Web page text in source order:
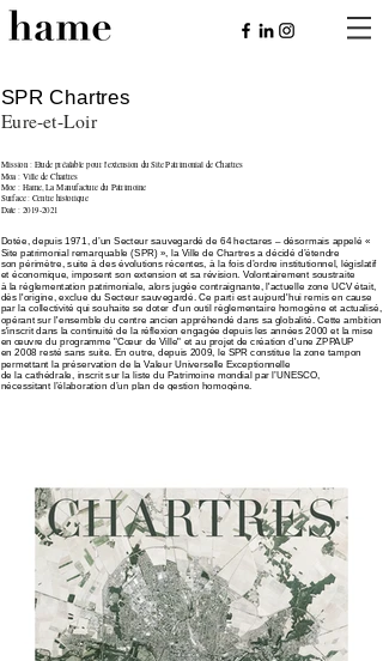
SPR Chartres
Eure-et-Loir
Mission : Etude préalable pour l'extension du Site Patrimonial de Chartres
Moa : Ville de Chartres
Moe : Hame, La Manufacture du Patrimoine
Surface : Centre historique
Date : 2019-2021
Dotée, depuis 1971, d’un Secteur sauvegardé de 64 hectares – désormais appelé «
Site patrimonial remarquable (SPR) », la Ville de Chartres a décidé d’étendre
son périmètre, suite à des évolutions récentes, à la fois d’ordre institutionnel, législatif
et économique, imposent son extension et sa révision. Volontairement soustraite
à la réglementation patrimoniale, alors jugée contraignante, l'actuelle zone UCV était,
dès l'origine, exclue du Secteur sauvegardé. Ce parti est aujourd'hui remis en cause
par la collectivité qui souhaite se doter d'un outil règlementaire homogène et actualisé,
opérant sur l'ensemble du centre ancien appréhendé dans sa globalité.Cette ambition
s'inscrit dans la continuité de la réflexion engagée depuis les années 2000 et la mise
en œuvre du programme "Cœur de Ville" et au projet de création d'une ZPPAUP
en 2008 resté sans suite. En outre, depuis 2009, le SPR constitue la zone tampon
permettant la préservation de la Valeur Universelle Exceptionnelle
de la cathédrale, inscrit sur la liste du Patrimoine mondial par l’UNESCO,
nécessitant l’élaboration d’un plan de gestion homogène.